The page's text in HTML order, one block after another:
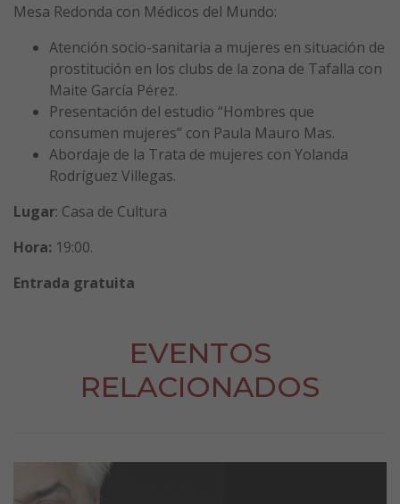
Mesa Redonda con Médicos del Mundo:
Atención socio-sanitaria a mujeres en situación de
prostitución en los clubs de la zona de Tafalla con
Maite García Pérez.
Presentación del estudio “Hombres que
consumen mujeres” con Paula Mauro Mas.
Abordaje de la Trata de mujeres con Yolanda
Rodríguez Villegas.
Lugar: Casa de Cultura
Hora: 19:00.
Entrada gratuita
EVENTOS
RELACIONADOS